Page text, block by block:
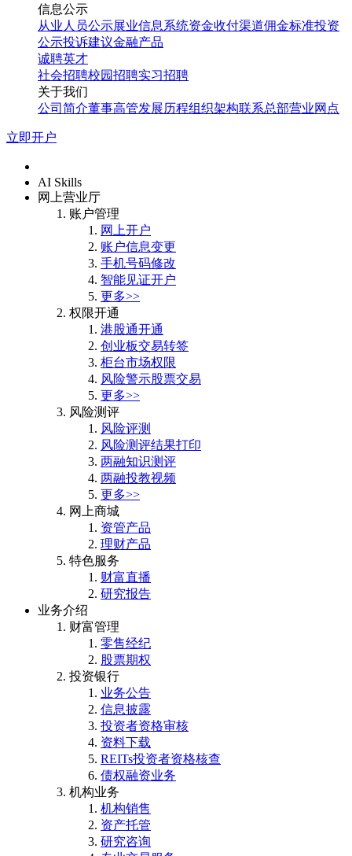
信息公示
从业人员公示展业信息系统资金收付渠道佣金标准投资
公示投诉建议金融产品
诚聘英才
社会招聘校园招聘实习招聘
关于我们
公司简介董事高管发展历程组织架构联系总部营业网点
立即开户
AI Skills
网上营业厅
账户管理
网上开户
账户信息变更
手机号码修改
智能见证开户
更多>>
权限开通
港股通开通
创业板交易转签
柜台市场权限
风险警示股票交易
更多>>
风险测评
风险评测
风险测评结果打印
两融知识测评
两融投教视频
更多>>
网上商城
资管产品
理财产品
特色服务
财富直播
研究报告
业务介绍
财富管理
零售经纪
股票期权
投资银行
业务公告
信息披露
投资者资格审核
资料下载
REITs投资者资格核查
债权融资业务
机构业务
机构销售
资产托管
研究咨询